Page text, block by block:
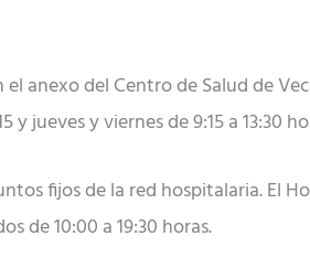
anexo del Centro de Salud de
y jueves y viernes de 9:15 a 13:30
fijos de la red hospitalaria. El
de 10:00 a 19:30 horas.